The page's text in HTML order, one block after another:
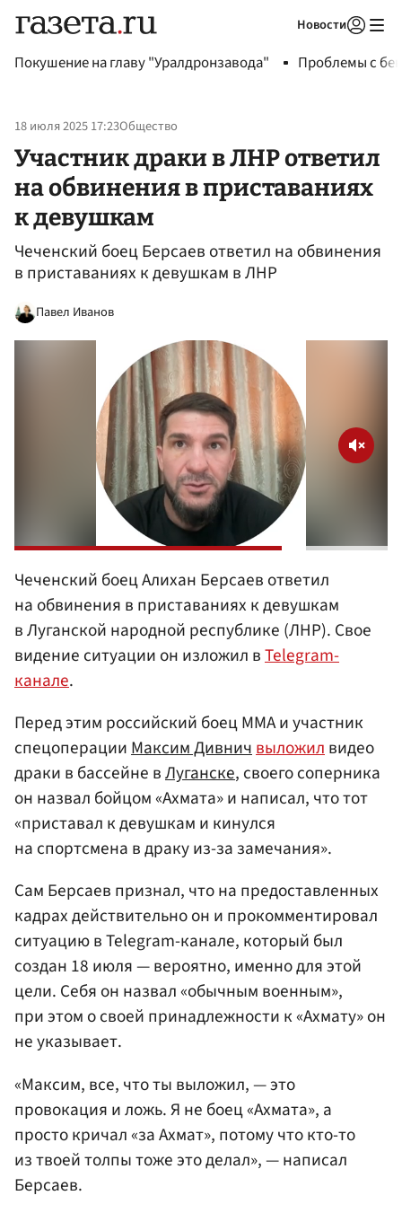
Новости
Покушение на главу "Уралдронзавода" Проблемы с
18 июля 2025 17:23Общество
Участник драки в ЛНР ответил
на обвинения в приставаниях
к девушкам
Чеченский боец Берсаев ответил на обвинения
в приставаниях к девушкам в ЛНР
Павел Иванов
Чеченский боец Алихан Берсаев ответил
на обвинения в приставаниях к девушкам
в Луганской народной республике (ЛНР). Свое
видение ситуации он изложил вTelegram-
канале.
Перед этим российский боец ММА и участник
спецоперацииМаксим Дивничвыложилвидео
драки в бассейне вЛуганске, своего соперника
он назвал бойцом «Ахмата» и написал, что тот
«приставал к девушкам и кинулся
на спортсмена в драку из-за замечания».
Сам Берсаев признал, что на предоставленных
кадрах действительно он и прокомментировал
ситуацию в Telegram-канале, который был
создан 18 июля — вероятно, именно для этой
цели. Себя он назвал «обычным военным»,
при этом о своей принадлежности к «Ахмату» он
не указывает.
«Максим, все, что ты выложил, — это
провокация и ложь. Я не боец «Ахмата», а
просто кричал «за Ахмат», потому что кто-то
из твоей толпы тоже это делал», — написал
Берсаев.